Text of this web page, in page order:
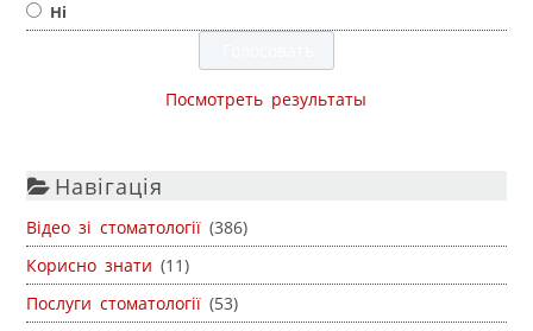
Ні
Посмотреть результаты
Навігація
Відео зі стоматології (386)
Корисно знати (11)
Послуги стоматології (53)